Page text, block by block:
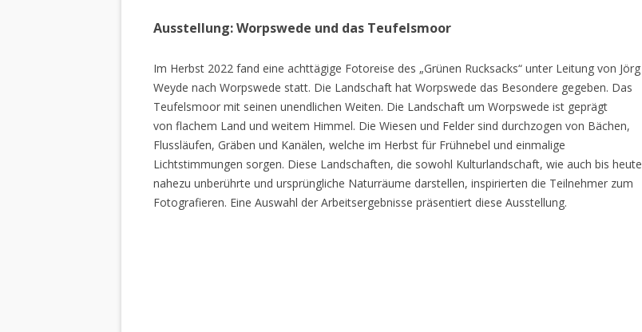
Ausstellung: Worpswede und das Teufelsmoor
Im Herbst 2022 fand eine achttägige Fotoreise des „Grünen Rucksacks“ unter Leitung von Jörg
Weyde nach Worpswede statt. Die Landschaft hat Worpswede das Besondere gegeben. Das
Teufelsmoor mit seinen unendlichen Weiten. Die Landschaft um Worpswede ist geprägt
von flachem Land und weitem Himmel. Die Wiesen und Felder sind durchzogen von Bächen,
Flussläufen, Gräben und Kanälen, welche im Herbst für Frühnebel und einmalige
Lichtstimmungen sorgen. Diese Landschaften, die sowohl Kulturlandschaft, wie auch bis heute
nahezu unberührte und ursprüngliche Naturräume darstellen, inspirierten die Teilnehmer zum
Fotografieren. Eine Auswahl der Arbeitsergebnisse präsentiert diese Ausstellung.